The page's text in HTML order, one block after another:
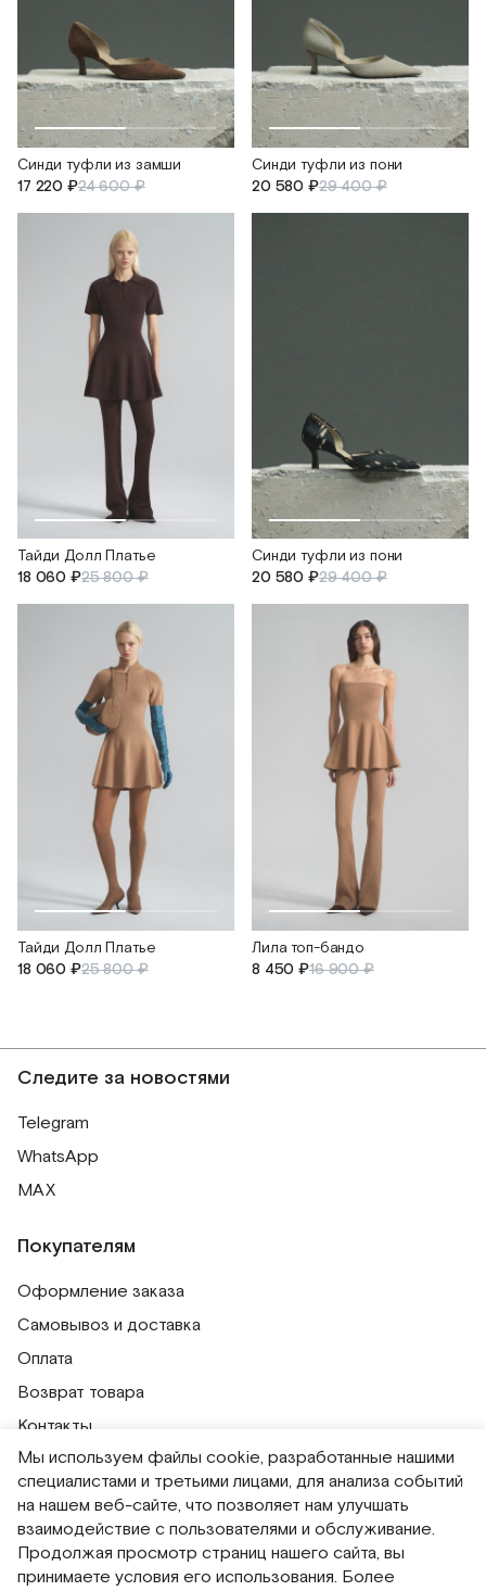
Синди туфли из замши
17 220 ₽24 600 ₽
Синди туфли из пони
20 580 ₽29 400 ₽
Тайди Долл Платье
18 060 ₽25 800 ₽
Синди туфли из пони
20 580 ₽29 400 ₽
Тайди Долл Платье
18 060 ₽25 800 ₽
Лила топ-бандо
8 450 ₽16 900 ₽
Следите за новостями
Telegram
WhatsApp
MAX
Покупателям
Оформление заказа
Самовывоз и доставка
Оплата
Возврат товара
Контакты
Публичная оферта
Политика обработки персональных данных
Политика использования сессионных файлов
Согласие на получение рассылок
Мы используем файлы cookie, разработанные нашими
специалистами и третьими лицами, для анализа событий
на нашем веб-сайте, что позволяет нам улучшать
взаимодействие с пользователями и обслуживание.
Продолжая просмотр страниц нашего сайта, вы
принимаете условия его использования. Более